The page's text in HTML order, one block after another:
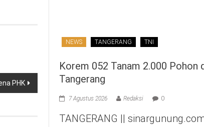
PHK
NEWS TANGERANG TNI
Korem 052 Tanam 2.000 Pohon
Tangerang
7 Agustus 2026 Redaksi 0
TANGERANG ||